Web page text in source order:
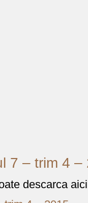
7 – trim 4 –
descarca